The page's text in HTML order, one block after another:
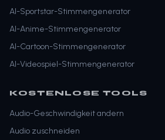
AI-Sportstar-Stimmengenerator
AI-Anime-Stimmengenerator
AI-Cartoon-Stimmengenerator
AI-Videospiel-Stimmengenerator
KOSTENLOSE TOOLS
Audio-Geschwindigkeit andern
Audio zuschneiden